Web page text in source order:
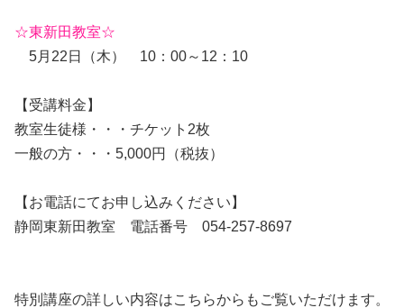
☆東新田教室☆
5月22日（木） 10：00～12：10
【受講料金】
教室生徒様・・・チケット2枚
一般の方・・・5,000円（税抜）
【お電話にてお申し込みください】
静岡東新田教室 電話番号 054-257-8697
特別講座の詳しい内容はこちらからもご覧いただけます。